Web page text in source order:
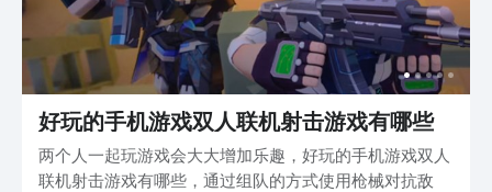
好玩的手机游戏双人联机射击游戏有哪些
两个人一起玩游戏会大大增加乐趣，好玩的手机游戏双人
联机射击游戏有哪些，通过组队的方式使用枪械对抗敌